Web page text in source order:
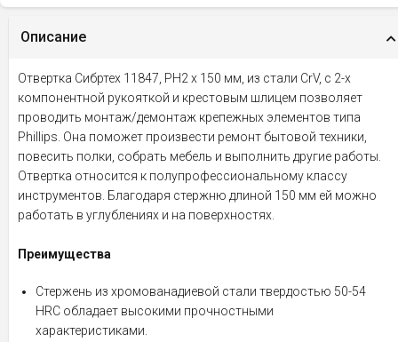
Описание
Отвертка Сибртех 11847, PH2 х 150 мм, из стали CrV, с 2-х
компонентной рукояткой и крестовым шлицем позволяет
проводить монтаж/демонтаж крепежных элементов типа
Phillips. Она поможет произвести ремонт бытовой техники,
повесить полки, собрать мебель и выполнить другие работы.
Отвертка относится к полупрофессиональному классу
инструментов. Благодаря стержню длиной 150 мм ей можно
работать в углублениях и на поверхностях.
Преимущества
Стержень из хромованадиевой стали твердостью 50-54
HRC обладает высокими прочностными
характеристиками.